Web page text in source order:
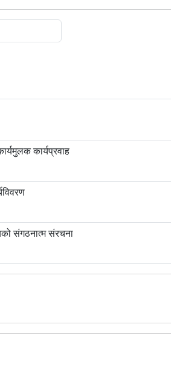
कार्यप्रवाह
संगठनात्म संरचना